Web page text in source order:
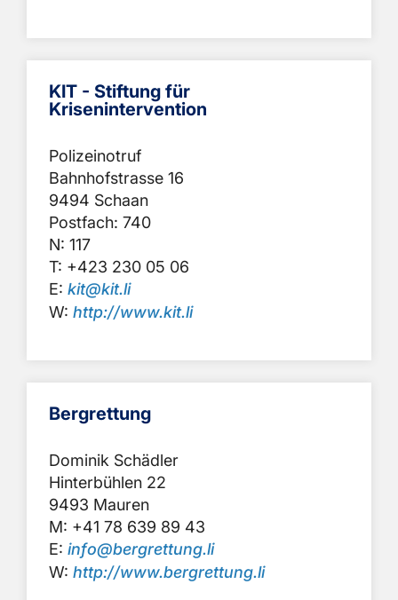
KIT - Stiftung für
Krisenintervention
Polizeinotruf
Bahnhofstrasse 16
9494 Schaan
Postfach: 740
N: 117
T: +423 230 05 06
E: kit@kit.li
W: http://www.kit.li
Bergrettung
Dominik Schädler
Hinterbühlen 22
9493 Mauren
M: +41 78 639 89 43
E: info@bergrettung.li
W: http://www.bergrettung.li